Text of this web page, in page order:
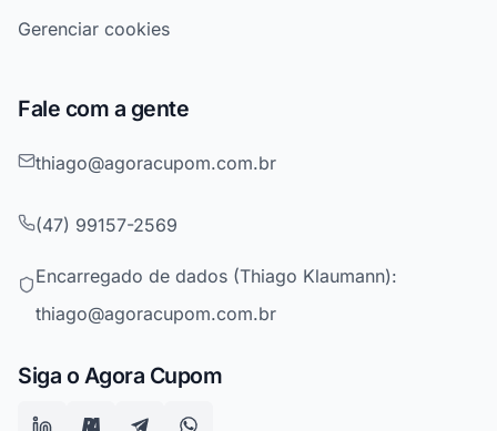
Gerenciar cookies
Fale com a gente
thiago@agoracupom.com.br
(47) 99157-2569
Encarregado de dados (Thiago Klaumann):
thiago@agoracupom.com.br
Siga o Agora Cupom